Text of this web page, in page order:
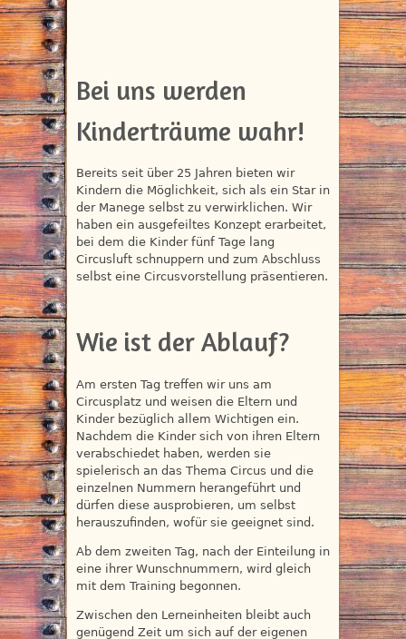
Bei uns werden
Kinderträume wahr!
Bereits seit über 25 Jahren bieten wir
Kindern die Möglichkeit, sich als ein Star in
der Manege selbst zu verwirklichen. Wir
haben ein ausgefeiltes Konzept erarbeitet,
bei dem die Kinder fünf Tage lang
Circusluft schnuppern und zum Abschluss
selbst eine Circusvorstellung präsentieren.
Wie ist der Ablauf?
Am ersten Tag treffen wir uns am
Circusplatz und weisen die Eltern und
Kinder bezüglich allem Wichtigen ein.
Nachdem die Kinder sich von ihren Eltern
verabschiedet haben, werden sie
spielerisch an das Thema Circus und die
einzelnen Nummern herangeführt und
dürfen diese ausprobieren, um selbst
herauszufinden, wofür sie geeignet sind.
Ab dem zweiten Tag, nach der Einteilung in
eine ihrer Wunschnummern, wird gleich
mit dem Training begonnen.
Zwischen den Lerneinheiten bleibt auch
genügend Zeit um sich auf der eigenen